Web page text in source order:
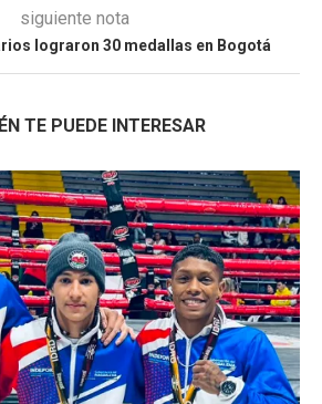
siguiente nota
lograron 30 medallas en Bogotá
TE PUEDE INTERESAR